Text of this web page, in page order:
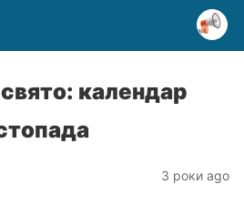
календар
3 роки ago